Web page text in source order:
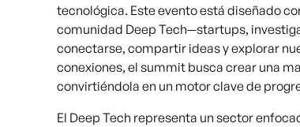
tecnológica. Este evento está diseñado
comunidad Deep Tech—startups,
conectarse, compartir ideas y explorar
conexiones, el summit busca crear una
convirtiéndola en un motor clave de
El Deep Tech representa un sector